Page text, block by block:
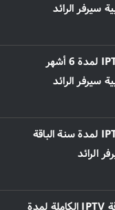
سيرفر الرائد
اشتراك IPTV لمدة 6 أشهر
سيرفر الرائد
اشتراك IPTV لمدة سنة الباقة
الرائد